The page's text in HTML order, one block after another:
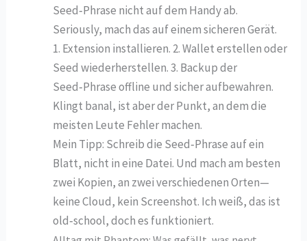
Seed‑Phrase nicht auf dem Handy ab.
Seriously, mach das auf einem sicheren Gerät.
1. Extension installieren. 2. Wallet erstellen oder
Seed wiederherstellen. 3. Backup der
Seed‑Phrase offline und sicher aufbewahren.
Klingt banal, ist aber der Punkt, an dem die
meisten Leute Fehler machen.
Mein Tipp: Schreib die Seed‑Phrase auf ein
Blatt, nicht in eine Datei. Und mach am besten
zwei Kopien, an zwei verschiedenen Orten—
keine Cloud, kein Screenshot. Ich weiß, das ist
old‑school, doch es funktioniert.